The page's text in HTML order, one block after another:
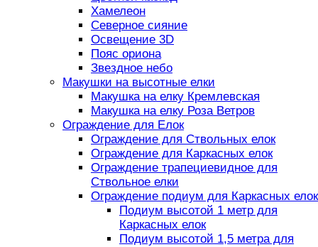
Хамелеон
Северное сияние
Освещение 3D
Пояс ориона
Звездное небо
Макушки на высотные елки
Макушка на елку Кремлевская
Макушка на елку Роза Ветров
Ограждение для Елок
Ограждение для Ствольных елок
Ограждение для Каркасных елок
Ограждение трапециевидное для
Ствольное елки
Ограждение подиум для Каркасных елок
Подиум высотой 1 метр для
Каркасных елок
Подиум высотой 1,5 метра для